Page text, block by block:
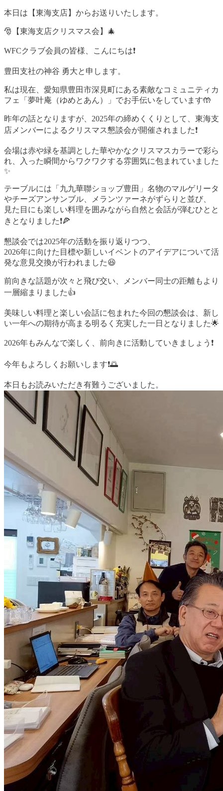
本日は【東海支店】からお送りいたします。
🎅【東海支店クリスマス会】🎄
WFCクラブ会員の皆様、こんにちは❗️
豊田支社の神谷 勇大と申します。
私は現在、愛知県豊田市深見町にある素敵なコミュニティカ
フェ「夢叶庵（ゆめとあん）」でお手伝いをしています🤲
昨年の話となりますが、2025年の締めくくりとして、東海支
店メンバーによるクリスマス懇談会が開催されました❗️
会場は赤や緑を基調とした華やかなクリスマスカラーで彩ら
れ、入った瞬間からワクワクする雰囲気に包まれていました
✨
テーブルには「九九華聯ショップ豊田」名物のマルゲリータ
やチーズアンサンブル、メランツァーネがずらりと並び、
見た目にも楽しい料理を囲みながら自然と会話が弾むひとと
きとなりました❗️🍕
懇談会では2025年の活動を振り返りつつ、
2026年に向けた目標や新しいイベントのアイデアについて活
発な意見交換が行われました😆
前向きな話題が次々と飛び交い、メンバー同士の距離もより
一層縮まりました👍
美味しい料理と楽しい会話に包まれた今回の懇談会は、新し
い一年への期待が高まる明るく充実した一日となりました🌟
2026年もみんなで楽しく、前向きに活動していきましょう❗️
今年もよろしくお願いします❗️🌅
本日もお読みいただき有難うございました。